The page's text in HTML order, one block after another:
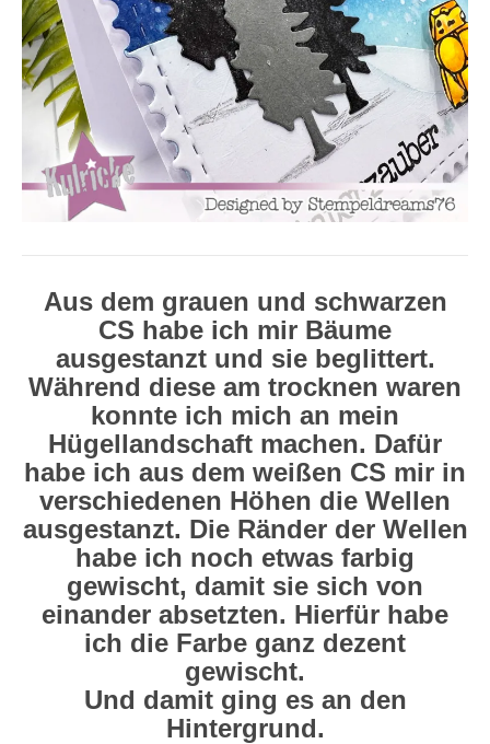
Aus dem grauen und schwarzen
CS habe ich mir Bäume
ausgestanzt und sie beglittert.
Während diese am trocknen waren
konnte ich mich an mein
Hügellandschaft machen. Dafür
habe ich aus dem weißen CS mir in
verschiedenen Höhen die Wellen
ausgestanzt. Die Ränder der Wellen
habe ich noch etwas farbig
gewischt, damit sie sich von
einander absetzten. Hierfür habe
ich die Farbe ganz dezent
gewischt.
Und damit ging es an den
Hintergrund.